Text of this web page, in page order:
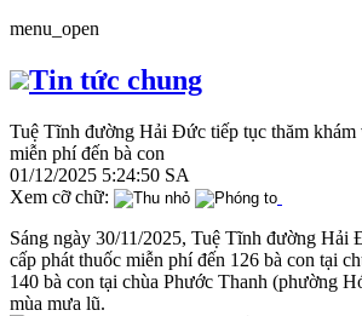
menu_open
Tin tức chung
Tuệ Tĩnh đường Hải Đức tiếp tục thăm khám
miễn phí đến bà con
01/12/2025 5:24:50 SA
Xem cỡ chữ:
Sáng ngày 30/11/2025, Tuệ Tĩnh đường Hải
cấp phát thuốc miễn phí đến 126 bà con tại
140 bà con tại chùa Phước Thanh (phường
mùa mưa lũ.